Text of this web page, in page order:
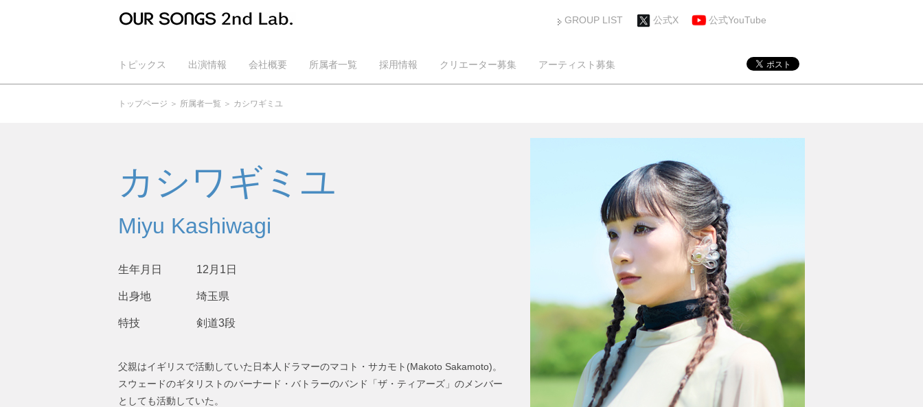
GROUP LIST 公式X 公式YouTube
トピックス 出演情報 会社概要 所属者一覧 採用情報 クリエーター募集
アーティスト募集
公式YouTube
トップページ 所属者一覧 カシワギミユ
カシワギミユ
Miyu Kashiwagi
生年月日 12月1日
出身地 埼玉県
特技 剣道3段
父親はイギリスで活動していた日本人ドラマーのマコト・サカモト(Makoto Sakamoto)。
スウェードのギタリストのバーナード・バトラーのバンド「ザ・ティアーズ」のメンバー
としても活動していた。